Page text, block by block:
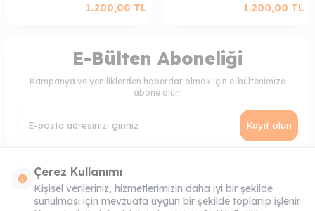
1.200,00 TL 1.200,00 TL
E-Bülten Aboneliği
Kampanya ve yeniliklerden haberdar olmak için e-bültenimize
abone olun!
Kayıt olun
Çerez Kullanımı
Kişisel verileriniz, hizmetlerimizin daha iyi bir şekilde
sunulması için mevzuata uygun bir şekilde toplanıp işlenir.